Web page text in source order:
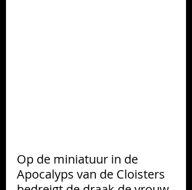
Op de miniatuur in de
Apocalyps van de Cloisters